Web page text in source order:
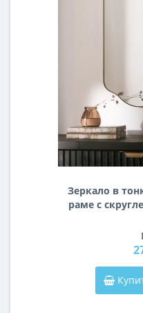
Зеркало в
раме с